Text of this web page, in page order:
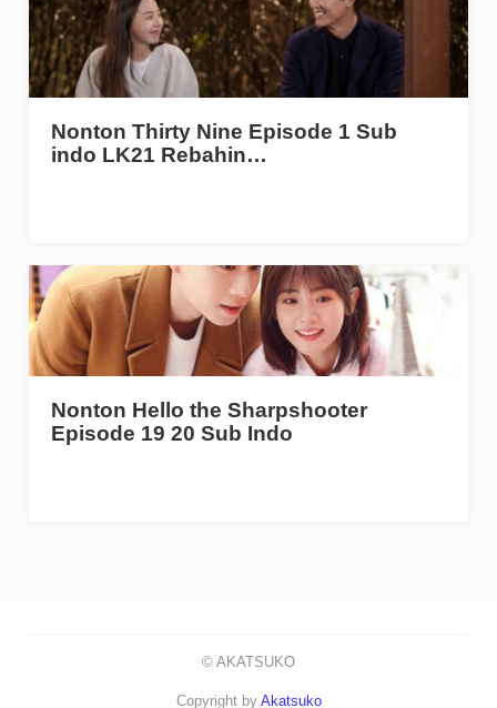
Nonton Thirty Nine Episode 1 Sub
indo LK21 Rebahin…
Nonton Hello the Sharpshooter
Episode 19 20 Sub Indo
© AKATSUKO
Copyright by Akatsuko